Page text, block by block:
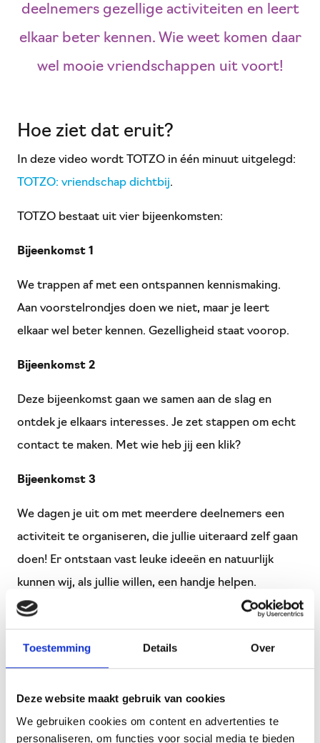
Toestemming Details Over
Deze website maakt gebruik van cookies
We gebruiken cookies om content en advertenties te
personaliseren, om functies voor social media te bieden
deelnemers gezellige activiteiten en leert
elkaar beter kennen. Wie weet komen daar
wel mooie vriendschappen uit voort!
Hoe ziet dat eruit?
In deze video wordt TOTZO in één minuut uitgelegd:
TOTZO: vriendschap dichtbij.
TOTZO bestaat uit vier bijeenkomsten:
Bijeenkomst 1
We trappen af met een ontspannen kennismaking.
Aan voorstelrondjes doen we niet, maar je leert
elkaar wel beter kennen. Gezelligheid staat voorop.
Bijeenkomst 2
Deze bijeenkomst gaan we samen aan de slag en
ontdek je elkaars interesses. Je zet stappen om echt
contact te maken. Met wie heb jij een klik?
Bijeenkomst 3
We dagen je uit om met meerdere deelnemers een
activiteit te organiseren, die jullie uiteraard zelf gaan
doen! Er ontstaan vast leuke ideeën en natuurlijk
kunnen wij, als jullie willen, een handje helpen.
Bijeenkomst 4
In de laatste bijeenkomst blikken we terug op de
organiseren?
Doe je mee?